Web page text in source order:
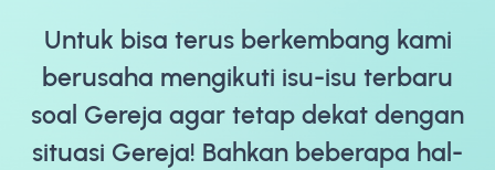
Untuk bisa terus berkembang kami
berusaha mengikuti isu-isu terbaru
soal Gereja agar tetap dekat dengan
situasi Gereja! Bahkan beberapa hal-